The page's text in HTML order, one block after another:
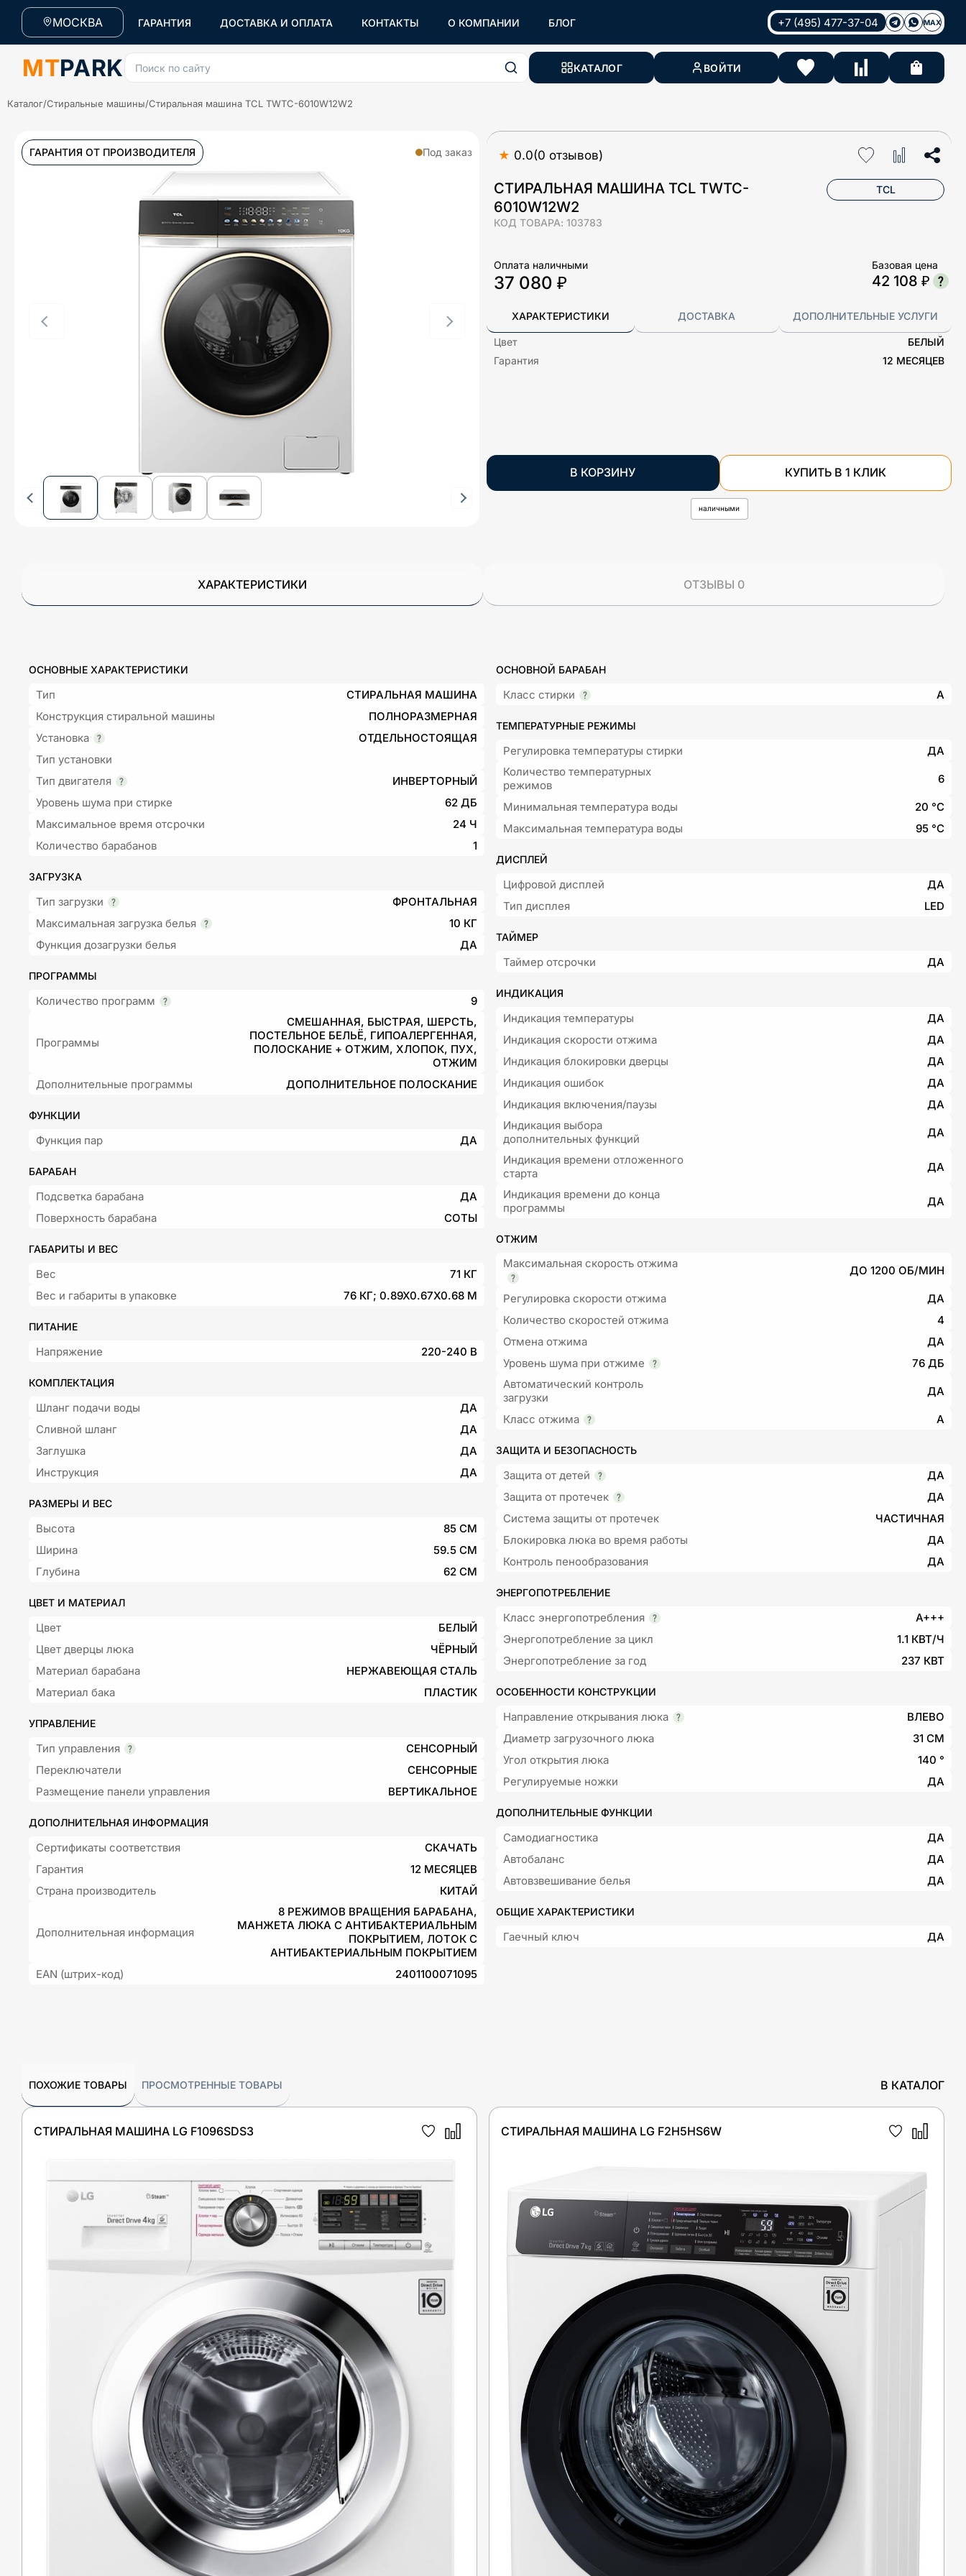
МОСКВА ГАРАНТИЯ ДОСТАВКА И ОПЛАТА КОНТАКТЫ О КОМПАНИИ БЛОГ +7 (495) 477-37-04 MAX
MTPARK Поиск по сайту КАТАЛОГ ВОЙТИ
Каталог/Стиральные машины/Стиральная машина TCL TWTC-6010W12W2
★ 0.0(0 отзывов)
СТИРАЛЬНАЯ МАШИНА TCL TWTC-
6010W12W2
КОД ТОВАРА: 103783
TCL
ГАРАНТИЯ ОТ ПРОИЗВОДИТЕЛЯ Под заказ
Оплата наличными
37 080 ₽
Базовая цена
42 108 ₽
ХАРАКТЕРИСТИКИ ДОСТАВКА ДОПОЛНИТЕЛЬНЫЕ УСЛУГИ
Цвет
БЕЛЫЙ
Гарантия
12 МЕСЯЦЕВ
В КОРЗИНУ КУПИТЬ В 1 КЛИК
наличными
ХАРАКТЕРИСТИКИ ОТЗЫВЫ 0
ОСНОВНЫЕ ХАРАКТЕРИСТИКИ
Тип
СТИРАЛЬНАЯ МАШИНА
Конструкция стиральной машины
ПОЛНОРАЗМЕРНАЯ
Установка
ОТДЕЛЬНОСТОЯЩАЯ
Тип установки
Тип двигателя
ИНВЕРТОРНЫЙ
Уровень шума при стирке
62 ДБ
Максимальное время отсрочки
24 Ч
Количество барабанов
1
ЗАГРУЗКА
Тип загрузки
ФРОНТАЛЬНАЯ
Максимальная загрузка белья
10 КГ
Функция дозагрузки белья
ДА
ПРОГРАММЫ
Количество программ 9
Программы
СМЕШАННАЯ, БЫСТРАЯ, ШЕРСТЬ,
ПОСТЕЛЬНОЕ БЕЛЬЁ, ГИПОАЛЕРГЕННАЯ,
ПОЛОСКАНИЕ + ОТЖИМ, ХЛОПОК, ПУХ,
ОТЖИМ
Дополнительные программы
ДОПОЛНИТЕЛЬНОЕ ПОЛОСКАНИЕ
ФУНКЦИИ
Функция пар ДА
БАРАБАН
Подсветка барабана
ДА
Поверхность барабана
СОТЫ
ГАБАРИТЫ И ВЕС
Вес
71 КГ
Вес и габариты в упаковке
76 КГ; 0.89X0.67X0.68 М
ПИТАНИЕ
Напряжение 220-240 В
КОМПЛЕКТАЦИЯ
Шланг подачи воды
ДА
Сливной шланг
ДА
Заглушка
ДА
Инструкция
ДА
РАЗМЕРЫ И ВЕС
Высота
85 СМ
Ширина
59.5 СМ
Глубина
62 СМ
ЦВЕТ И МАТЕРИАЛ
Цвет
БЕЛЫЙ
Цвет дверцы люка
ЧЁРНЫЙ
Материал барабана
НЕРЖАВЕЮЩАЯ СТАЛЬ
Материал бака
ПЛАСТИК
УПРАВЛЕНИЕ
Тип управления
СЕНСОРНЫЙ
Переключатели
СЕНСОРНЫЕ
Размещение панели управления
ВЕРТИКАЛЬНОЕ
ДОПОЛНИТЕЛЬНАЯ ИНФОРМАЦИЯ
Сертификаты соответствия
СКАЧАТЬ
Гарантия
12 МЕСЯЦЕВ
Страна производитель
КИТАЙ
Дополнительная информация
8 РЕЖИМОВ ВРАЩЕНИЯ БАРАБАНА,
МАНЖЕТА ЛЮКА С АНТИБАКТЕРИАЛЬНЫМ
ПОКРЫТИЕМ, ЛОТОК С
АНТИБАКТЕРИАЛЬНЫМ ПОКРЫТИЕМ
EAN (штрих-код)
2401100071095
ОСНОВНОЙ БАРАБАН
Класс стирки A
ТЕМПЕРАТУРНЫЕ РЕЖИМЫ
Регулировка температуры стирки
ДА
Количество температурных
режимов
6
Минимальная температура воды
20 °С
Максимальная температура воды
95 °С
ДИСПЛЕЙ
Цифровой дисплей
ДА
Тип дисплея
LED
ТАЙМЕР
Таймер отсрочки ДА
ИНДИКАЦИЯ
Индикация температуры
ДА
Индикация скорости отжима
ДА
Индикация блокировки дверцы
ДА
Индикация ошибок
ДА
Индикация включения/паузы
ДА
Индикация выбора
дополнительных функций
ДА
Индикация времени отложенного
старта
ДА
Индикация времени до конца
программы
ДА
ОТЖИМ
Максимальная скорость отжима ДО 1200 ОБ/МИН
Регулировка скорости отжима
ДА
Количество скоростей отжима
4
Отмена отжима
ДА
Уровень шума при отжиме
76 ДБ
Автоматический контроль
загрузки
ДА
Класс отжима A
ЗАЩИТА И БЕЗОПАСНОСТЬ
Защита от детей
ДА
Защита от протечек
ДА
Система защиты от протечек
ЧАСТИЧНАЯ
Блокировка люка во время работы
ДА
Контроль пенообразования
ДА
ЭНЕРГОПОТРЕБЛЕНИЕ
Класс энергопотребления
A+++
Энергопотребление за цикл
1.1 КВТ/Ч
Энергопотребление за год
237 КВТ
ОСОБЕННОСТИ КОНСТРУКЦИИ
Направление открывания люка
ВЛЕВО
Диаметр загрузочного люка
31 СМ
Угол открытия люка
140 °
Регулируемые ножки
ДА
ДОПОЛНИТЕЛЬНЫЕ ФУНКЦИИ
Самодиагностика
ДА
Автобаланс
ДА
Автовзвешивание белья
ДА
ОБЩИЕ ХАРАКТЕРИСТИКИ
Гаечный ключ ДА
ПОХОЖИЕ ТОВАРЫ ПРОСМОТРЕННЫЕ ТОВАРЫ В КАТАЛОГ
СТИРАЛЬНАЯ МАШИНА LG F1096SDS3 СТИРАЛЬНАЯ МАШИНА LG F2H5HS6W